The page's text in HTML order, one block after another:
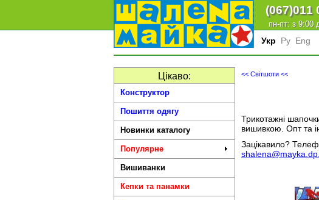
(067)011
пн-пт: з 9:00
Укр Ру Eng
Цікаво:
Конструктор
Пошиття одягу
Новинки каталогу
Популярне
Вишиванки
Кепки та панамки
<< Світшоти <<
Трикотажні
вишивкою. Опт та
Зацікавило?